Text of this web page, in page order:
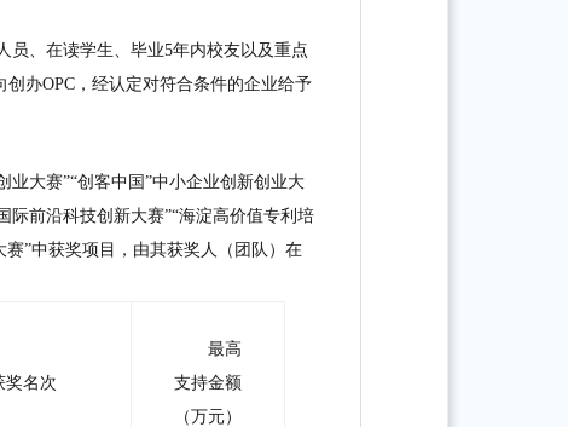
员、在读学生、毕业5年内校友以及重点
创办OPC，经认定对符合条件的企业给予
大赛”“创客中国”中小企业创新创业大
际前沿科技创新大赛”“海淀高价值专利培
赛”中获奖项目，由其获奖人（ 团队 ）在
奖名次
最高
支持金额
（万元）